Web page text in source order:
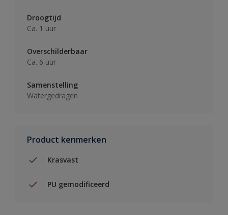
Droogtijd
Ca. 1 uur
Overschilderbaar
Ca. 6 uur
Samenstelling
Watergedragen
Product kenmerken
Krasvast
PU gemodificeerd